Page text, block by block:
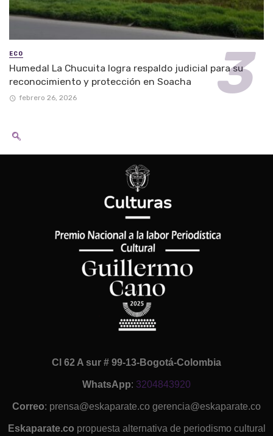
ECO
Humedal La Chucuita logra respaldo judicial para su
reconocimiento y protección en Soacha
febrero 26, 2026
Cl 62 A sur # 99-13-Bogotá-Colombia
WhatsApp: 3204843920
Correo: prensa@eskaparate.co gerencia@eskaparate.co
Eskaparate.co propuesta alternativa de periodismo cultural